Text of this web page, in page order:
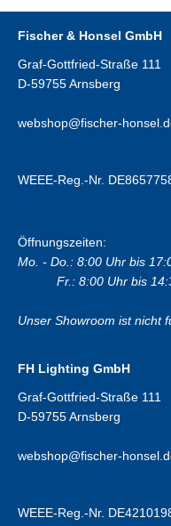
Fischer & Honsel GmbH
Graf-Gottfried-Straße 111
D-59755 Arnsberg
webshop@fischer-
WEEE-Reg.-Nr.
Öffnungszeiten:
Mo. - Do.: 8:00 Uhr bis
Fr.: 8:00 Uhr bis
Unser Showroom ist nicht
FH Lighting GmbH
Graf-Gottfried-Straße 111
D-59755 Arnsberg
webshop@fischer-
WEEE-Reg.-Nr.